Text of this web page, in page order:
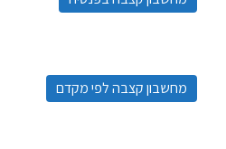
מחשבון קצבה לפי מקדם